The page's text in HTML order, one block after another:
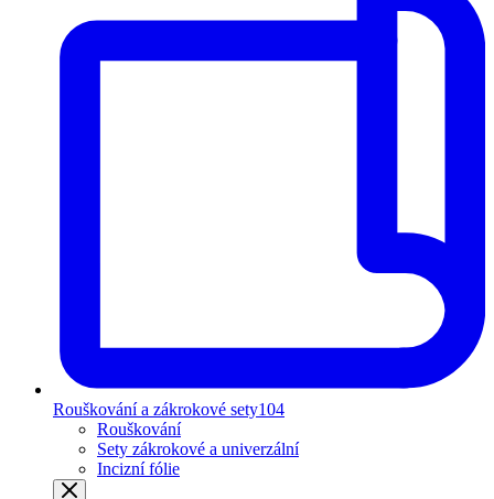
Rouškování a zákrokové sety104
Rouškování
Sety zákrokové a univerzální
Incizní fólie